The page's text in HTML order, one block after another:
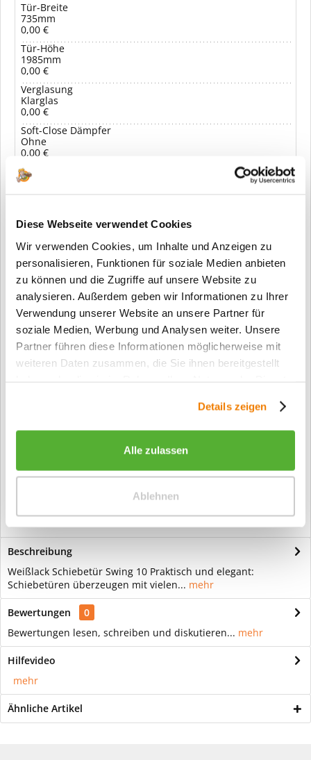
Diese Webseite verwendet Cookies
Wir verwenden Cookies, um Inhalte und Anzeigen zu
personalisieren, Funktionen für soziale Medien anbieten
zu können und die Zugriffe auf unsere Website zu
analysieren. Außerdem geben wir Informationen zu Ihrer
Verwendung unserer Website an unsere Partner für
soziale Medien, Werbung und Analysen weiter. Unsere
Partner führen diese Informationen möglicherweise mit
weiteren Daten zusammen, die Sie ihnen bereitgestellt
Details zeigen
Alle zulassen
Ablehnen
Tür-Breite
735mm
0,00 €
Tür-Höhe
1985mm
0,00 €
Verglasung
Klarglas
0,00 €
Soft-Close Dämpfer
Ohne
0,00 €
Ihr Preis: 1.049,00 € *
In den Warenkorb
Merken
Fragen zum Artikel?
Konfiguration gefertigt. Daher ist er als
Widerruf / der Rückgabe
ausgeschlossen.
Vorteile
Kostenloser Versand ab € 2000,- Bestellwert
Beschreibung
Weißlack Schiebetür Swing 10 Praktisch und elegant:
Schiebetüren überzeugen mit vielen... mehr
Bewertungen
0
Bewertungen lesen, schreiben und diskutieren... mehr
Hilfevideo
mehr
Ähnliche Artikel